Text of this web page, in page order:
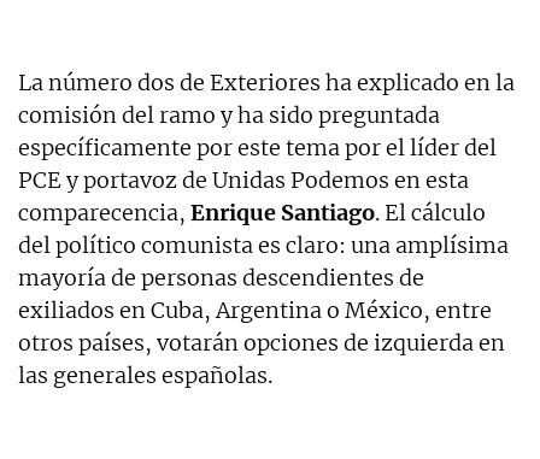
La número dos de Exteriores ha explicado en la
comisión del ramo y ha sido preguntada
específicamente por este tema por el líder del
PCE y portavoz de Unidas Podemos en esta
comparecencia, Enrique Santiago. El cálculo
del político comunista es claro: una amplísima
mayoría de personas descendientes de
exiliados en Cuba, Argentina o México, entre
otros países, votarán opciones de izquierda en
las generales españolas.